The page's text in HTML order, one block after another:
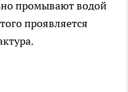
промывают водой
проявляется